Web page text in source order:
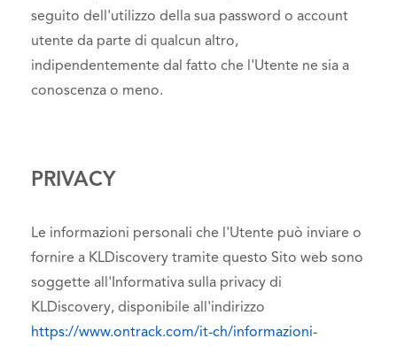
seguito dell'utilizzo della sua password o account
utente da parte di qualcun altro,
indipendentemente dal fatto che l'Utente ne sia a
conoscenza o meno.
PRIVACY
Le informazioni personali che l'Utente può inviare o
fornire a KLDiscovery tramite questo Sito web sono
soggette all'Informativa sulla privacy di
KLDiscovery, disponibile all'indirizzo
https://www.ontrack.com/it-ch/informazioni-